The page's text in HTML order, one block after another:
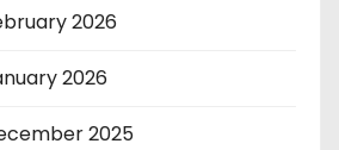
2026
2026
2025